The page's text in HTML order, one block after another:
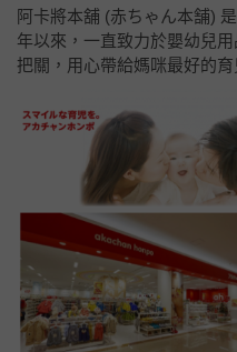
阿卡將本舖 (赤ちゃん本舗)
年以來，一直致力於嬰幼兒
把關，用心帶給媽咪最好的育